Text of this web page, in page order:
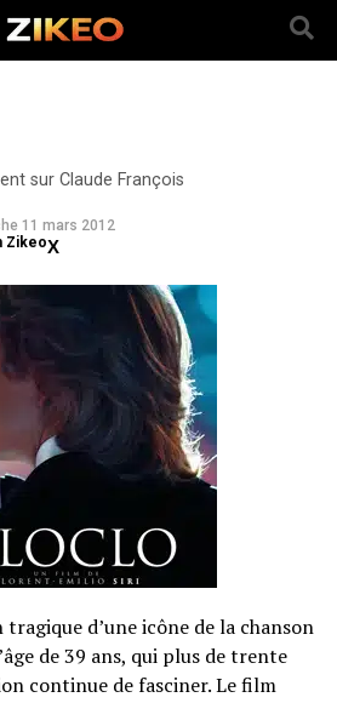
sur Claude François
11 mars 2012
Zikeo
tragique d’une icône de la chanson
de 39 ans, qui plus de trente
continue de fasciner. Le film